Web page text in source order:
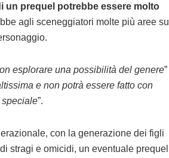
un prequel potrebbe essere molto
agli sceneggiatori molte più aree su
esplorare una possibilità del genere”
e non potrà essere fatto con
speciale”.
con la generazione dei figli
stragi e omicidi, un eventuale prequel